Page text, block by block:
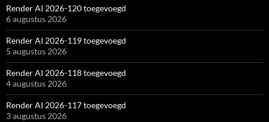
Render AI 2026-120 toegevoegd
6 augustus 2026
Render AI 2026-119 toegevoegd
5 augustus 2026
Render AI 2026-118 toegevoegd
4 augustus 2026
Render AI 2026-117 toegevoegd
3 augustus 2026